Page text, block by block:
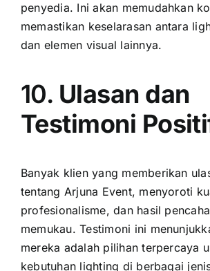
penyedia. Ini akan memudahkan
memastikan keselarasan antara
dan elemen visual lainnya.
10. Ulasan dan
Testimoni
Banyak klien yang memberikan
tentang Arjuna Event, menyoroti
profesionalisme, dan hasil
memukau. Testimoni ini
mereka adalah pilihan terpercaya
kebutuhan lighting di berbagai